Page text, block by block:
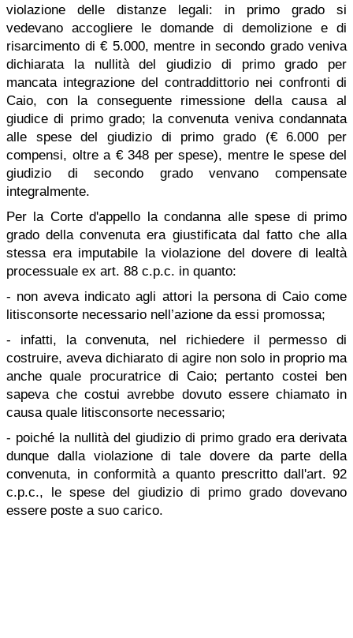
violazione delle distanze legali: in primo grado si
vedevano accogliere le domande di demolizione e di
risarcimento di € 5.000, mentre in secondo grado veniva
dichiarata la nullità del giudizio di primo grado per
mancata integrazione del contraddittorio nei confronti di
Caio, con la conseguente rimessione della causa al
giudice di primo grado; la convenuta veniva condannata
alle spese del giudizio di primo grado (€ 6.000 per
compensi, oltre a € 348 per spese), mentre le spese del
giudizio di secondo grado venvano compensate
integralmente.
Per la Corte d'appello la condanna alle spese di primo
grado della convenuta era giustificata dal fatto che alla
stessa era imputabile la violazione del dovere di lealtà
processuale ex art. 88 c.p.c. in quanto:
- non aveva indicato agli attori la persona di Caio come
litisconsorte necessario nell’azione da essi promossa;
- infatti, la convenuta, nel richiedere il permesso di
costruire, aveva dichiarato di agire non solo in proprio ma
anche quale procuratrice di Caio; pertanto costei ben
sapeva che costui avrebbe dovuto essere chiamato in
causa quale litisconsorte necessario;
- poiché la nullità del giudizio di primo grado era derivata
dunque dalla violazione di tale dovere da parte della
convenuta, in conformità a quanto prescritto dall'art. 92
c.p.c., le spese del giudizio di primo grado dovevano
essere poste a suo carico.